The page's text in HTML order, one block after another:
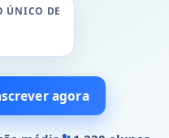
ÚNICO DE
agora